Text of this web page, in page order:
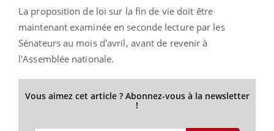
La proposition de loi sur la fin de vie doit être
maintenant examinée en seconde lecture par les
Sénateurs au mois d'avril, avant de revenir à
l'Assemblée nationale.
Vous aimez cet article ? Abonnez-vous à la newsletter
!